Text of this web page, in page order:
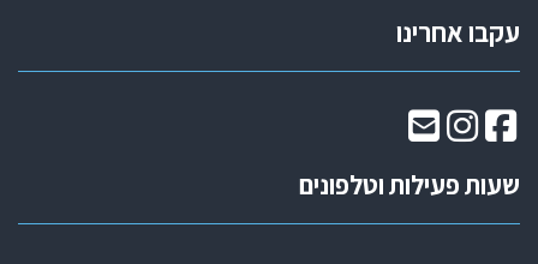
עקבו אחרינו
שעות פעילות וטלפונים